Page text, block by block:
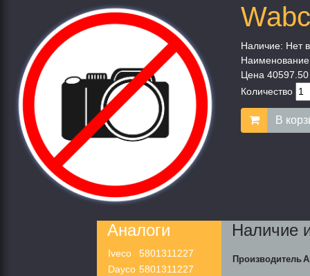
Наличие: Нет
Цена
Количество
В
Аналоги
Iveco
5801311227
Dayco 5801311227
Наличие
Производитель